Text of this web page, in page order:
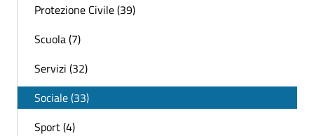
Protezione Civile (39)
Scuola (7)
Servizi (32)
Sociale (33)
Sport (4)